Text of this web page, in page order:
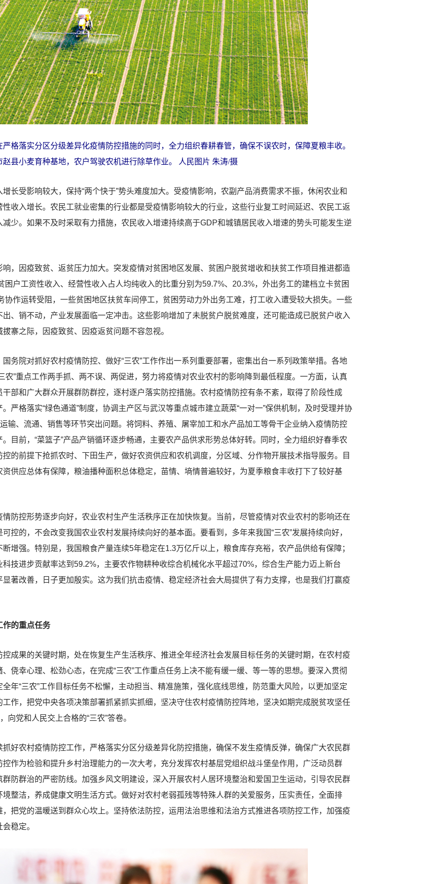
落实分区分级差异化疫情防控措施的同时，全力组织春耕春管，确保不误农时，保障夏粮丰收。
县小麦育种基地，农户驾驶农机进行除草作业。 人民图片 朱涛/摄
受影响较大，保持“两个快于”势头难度加大。受疫情影响，农副产品消费需求不振，休闲农业和
收入增长。农民工就业密集的行业都是受疫情影响较大的行业，这些行业复工时间延迟、农民工返
少。如果不及时采取有力措施，农民收入增速持续高于GDP和城镇居民收入增速的势头可能发生逆
因疫致贫、返贫压力加大。突发疫情对贫困地区发展、贫困户脱贫增收和扶贫工作项目推进都造
户工资性收入、经营性收入占人均纯收入的比重分别为59.7%、20.3%，外出务工的建档立卡贫困
协作运转受阻，一些贫困地区扶贫车间停工，贫困劳动力外出务工难，打工收入遭受较大损失。一些
、销不动，产业发展面临一定冲击。这些影响增加了未脱贫户脱贫难度，还可能造成已脱贫户收入
寨之际，因疫致贫、因疫返贫问题不容忽视。
院对抓好农村疫情防控、做好“三农”工作作出一系列重要部署，密集出台一系列政策举措。各地
农”重点工作两手抓、两不误、两促进，努力将疫情对农业农村的影响降到最低程度。一方面，认真
部和广大群众开展群防群控，逐村逐户落实防控措施。农村疫情防控有条不紊，取得了阶段性成
严格落实“绿色通道”制度，协调主产区与武汉等重点城市建立蔬菜“一对一”保供机制，及时受理并协
输、流通、销售等环节突出问题。将饲料、养殖、屠宰加工和水产品加工等骨干企业纳入疫情防控
目前，“菜篮子”产品产销循环逐步畅通，主要农产品供求形势总体好转。同时，全力组织好春季农
的前提下抢抓农时、下田生产，做好农资供应和农机调度，分区域、分作物开展技术指导服务。目
供应总体有保障，粮油播种面积总体稳定，苗情、墒情普遍较好，为夏季粮食丰收打下了较好基
控形势逐步向好，农业农村生产生活秩序正在加快恢复。当前，尽管疫情对农业农村的影响还在
控的，不会改变我国农业农村发展持续向好的基本面。要看到，多年来我国“三农”发展持续向好，
增强。特别是，我国粮食产量连续5年稳定在1.3万亿斤以上，粮食库存充裕，农产品供给有保障；
技进步贡献率达到59.2%，主要农作物耕种收综合机械化水平超过70%，综合生产能力迈上新台
著改善，日子更加殷实。这为我们抗击疫情、稳定经济社会大局提供了有力支撑，也是我们打赢疫
作的重点任务
果的关键时期，处在恢复生产生活秩序、推进全年经济社会发展目标任务的关键时期，在农村疫
侥幸心理、松劲心态，在完成“三农”工作重点任务上决不能有缓一缓、等一等的思想。要深入贯彻
年“三农”工作目标任务不松懈，主动担当、精准施策，强化底线思维，防范重大风险，以更加坚定
作，把党中央各项决策部署抓紧抓实抓细，坚决守住农村疫情防控阵地，坚决如期完成脱贫攻坚任
向党和人民交上合格的“三农”答卷。
抓好农村疫情防控工作，严格落实分区分级差异化防控措施，确保不发生疫情反弹，确保广大农民群
作为检验和提升乡村治理能力的一次大考，充分发挥农村基层党组织战斗堡垒作用，广泛动员群
防群治的严密防线。加强乡风文明建设，深入开展农村人居环境整治和爱国卫生运动，引导农民群
整洁，养成健康文明生活方式。做好对农村老弱孤残等特殊人群的关爱服务，压实责任，全面排
把党的温暖送到群众心坎上。坚持依法防控，运用法治思维和法治方式推进各项防控工作，加强疫
稳定。